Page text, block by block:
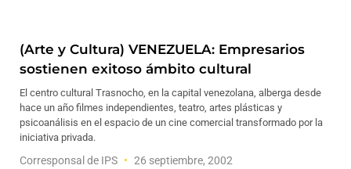
(Arte y Cultura) VENEZUELA: Empresarios
sostienen exitoso ámbito cultural
El centro cultural Trasnocho, en la capital venezolana, alberga desde
hace un año filmes independientes, teatro, artes plásticas y
psicoanálisis en el espacio de un cine comercial transformado por la
iniciativa privada.
Corresponsal de IPS 26 septiembre, 2002